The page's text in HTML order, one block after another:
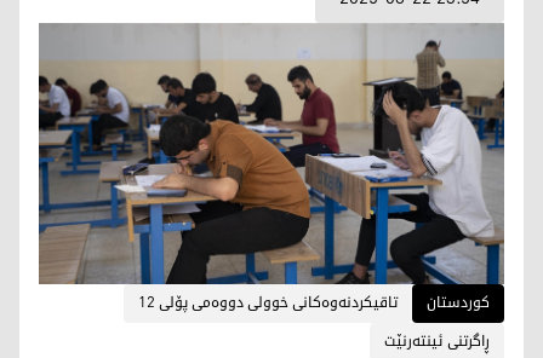
کوردستان
تاقیکردنەوەکانی خوولی دووەمی پۆلی 12
ڕاگرتنی ئینتەرنێت